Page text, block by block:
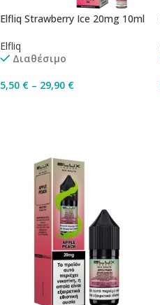
Elfliq Strawberry Ice 20mg 10ml
Elfliq
Διαθέσιμο
5,50 € – 29,90 €